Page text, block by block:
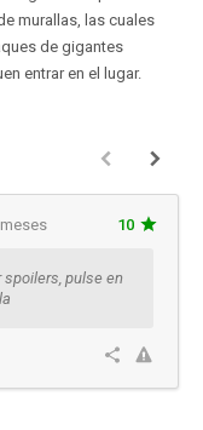
murallas, las cuales
de gigantes
entrar en el lugar.
10
pulse en